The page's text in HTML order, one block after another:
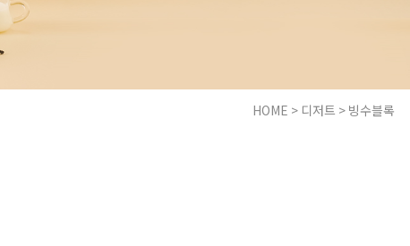
HOME > 디저트 > 빙수블록